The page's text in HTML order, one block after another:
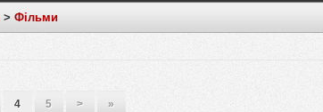
> Фільми
4 5 > »